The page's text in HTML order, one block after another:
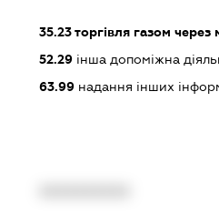
35.23торгівля газом через
52.29 інша допоміжна
63.99 надання інших